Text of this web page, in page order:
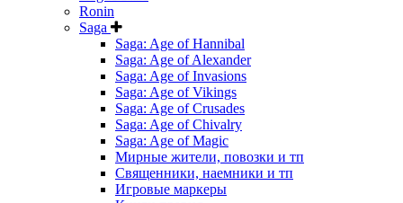
Ronin
Saga
Saga: Age of Hannibal
Saga: Age of Alexander
Saga: Age of Invasions
Saga: Age of Vikings
Saga: Age of Crusades
Saga: Age of Chivalry
Saga: Age of Magic
Мирные жители, повозки и тп
Священники, наемники и тп
Игровые маркеры